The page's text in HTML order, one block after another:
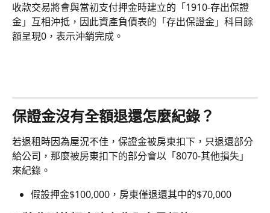
收款交易將會與當初支付押金時建立的「1910-存出保證
金」互相沖抵，因此資產負債表的「存出保證金」科目餘
額呈現0，表示沖銷完成。
保證金沒有全額退還怎麼紀錄？
若退租時因為屋況不佳，保證金被房東扣下，只退還部分
給公司，那麼被房東扣下的部分會以「8070-其他損失」
來紀錄。
假設押金$100,000，房東僅退還其中的$70,000